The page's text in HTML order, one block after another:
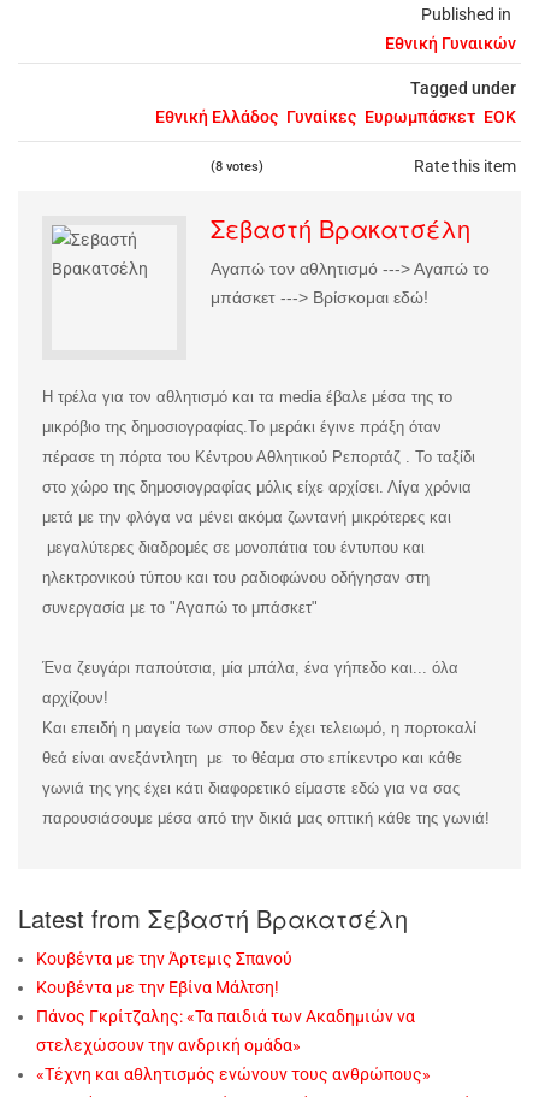
Published in
Εθνική Γυναικών
Tagged under
Εθνική Ελλάδος Γυναίκες Ευρωμπάσκετ ΕΟΚ
Rate this item
(8 votes)
Σεβαστή Βρακατσέλη
Αγαπώ τον αθλητισμό ---> Αγαπώ το
μπάσκετ ---> Βρίσκομαι εδώ!
Η τρέλα για τον αθλητισμό και τα media έβαλε μέσα της το
μικρόβιο της δημοσιογραφίας. Το μεράκι έγινε πράξη όταν
πέρασε τη πόρτα του Κέντρου Αθλητικού Ρεπορτάζ . Το ταξίδι
στο χώρο της δημοσιογραφίας μόλις είχε αρχίσει. Λίγα χρόνια
μετά με την φλόγα να μένει ακόμα ζωντανή μικρότερες και
μεγαλύτερες διαδρομές σε μονοπάτια του έντυπου και
ηλεκτρονικού τύπου και του ραδιοφώνου οδήγησαν στη
συνεργασία με το "Αγαπώ το μπάσκετ"
Ένα ζευγάρι παπούτσια, μία μπάλα, ένα γήπεδο και... όλα
αρχίζουν!
Και επειδή η μαγεία των σπορ δεν έχει τελειωμό, η πορτοκαλί
θεά είναι ανεξάντλητη με το θέαμα στο επίκεντρο και κάθε
γωνιά της γης έχει κάτι διαφορετικό είμαστε εδώ για να σας
παρουσιάσουμε μέσα από την δικιά μας οπτική κάθε της γωνιά!
Latest from Σεβαστή Βρακατσέλη
Κουβέντα με την Άρτεμις Σπανού
Κουβέντα με την Εβίνα Μάλτση!
Πάνος Γκρίτζαλης: «Τα παιδιά των Ακαδημιών να
στελεχώσουν την ανδρική ομάδα»
«Τέχνη και αθλητισμός ενώνουν τους ανθρώπους»